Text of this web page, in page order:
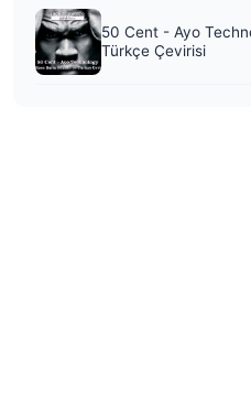
50 Cent - Ayo
Türkçe Çevirisi